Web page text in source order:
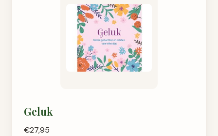
Geluk
€27,95